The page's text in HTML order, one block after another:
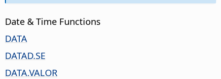
Date & Time Functions
DATA
DATAD.SE
DATA.VALOR